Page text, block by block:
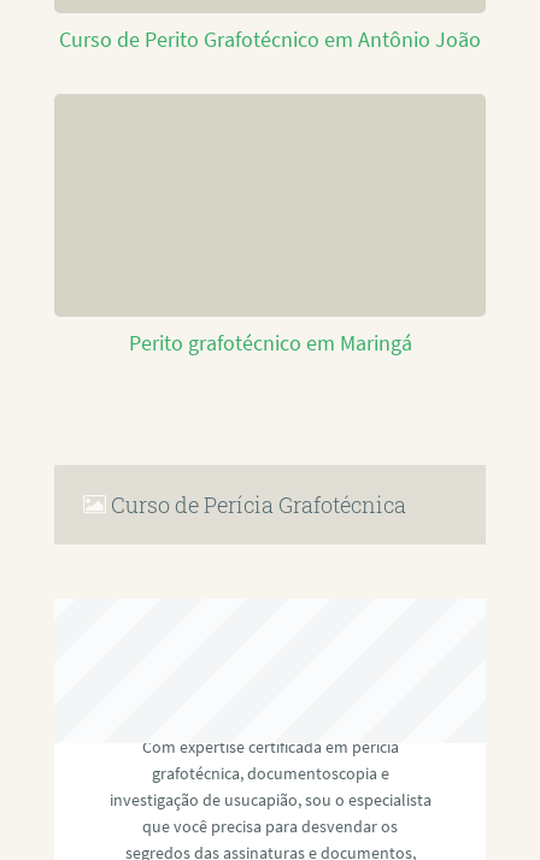
Curso de Perito Grafotécnico em Antônio João
Perito grafotécnico em Maringá
Curso de Perícia Grafotécnica
Com expertise certificada em perícia
grafotécnica, documentoscopia e
investigação de usucapião, sou o especialista
que você precisa para desvendar os
segredos das assinaturas e documentos,